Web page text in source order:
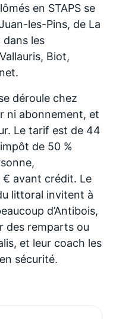
en STAPS se
les-Pins, de La
dans les
Biot,
déroule chez
ni abonnement, et
Le tarif est de 44
de 50 %
€ avant crédit. Le
littoral invitent à
d’Antibois,
des remparts ou
et leur coach les
sécurité.